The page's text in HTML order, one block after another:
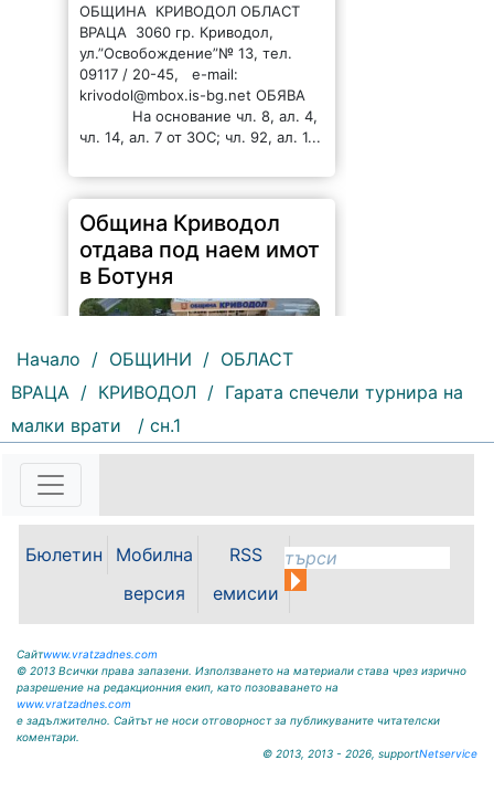
ОБЩИНА КРИВОДОЛ ОБЛАСТ
ВРАЦА 3060 гр. Криводол,
ул.”Освобождение”№ 13, тел.
09117 / 20-45, e-mail:
krivodol@mbox.is-bg.net ОБЯВА
На основание чл. 8, ал. 4,
чл. 14, ал. 7 от ЗОС; чл. 92, ал. 1...
Община Криводол
отдава под наем имот
в Ботуня
154 | 2026-08-07 11:30:54
ВРАЦА 3060 гр. Криводол, ул.
„Освобождение” № 13, тел.
09117/20-45, e-mail:
krivodol@mbox.is-bg.net ОБЯВА
На основание чл. 8, ал. 4,
чл. 14, ал. 7 от ЗОС; чл. 92, ал. 1...
Начало / ОБЩИНИ / ОБЛАСТ
ВРАЦА / КРИВОДОЛ / Гарата спечели турнира на
малки врати
/ сн.1
Бюлетин
Мобилна
версия
RSS
емисии
Сайтwww.vratzadnes.com
© 2013 Всички права запазени. Използването на материали става чрез изрично
разрешение на редакционния екип, като позоваването на
www.vratzadnes.com
е задължително. Сайтът не носи отговорност за публикуваните читателски
коментари.
© 2013, 2013 - 2026, supportNetservice